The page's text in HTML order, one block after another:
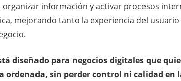
información y activar procesos
mejorando tanto la experiencia del usuario
diseñado para negocios digitales que
ordenada, sin perder control ni calidad en